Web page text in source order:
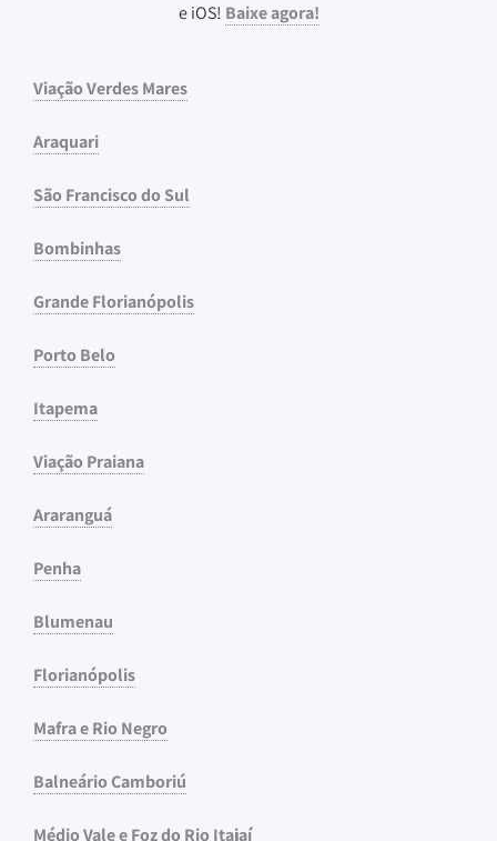
e iOS! Baixe agora!
Viação Verdes Mares
Araquari
São Francisco do Sul
Bombinhas
Grande Florianópolis
Porto Belo
Itapema
Viação Praiana
Araranguá
Penha
Blumenau
Florianópolis
Mafra e Rio Negro
Balneário Camboriú
Médio Vale e Foz do Rio Itajaí